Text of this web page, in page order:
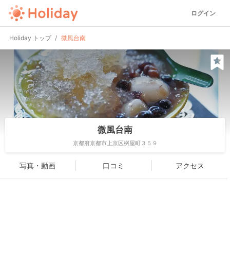
ログイン
Holiday トップ 微風台南
微風台南
京都府京都市上京区桝屋町３５９
写真・動画 口コミ アクセス